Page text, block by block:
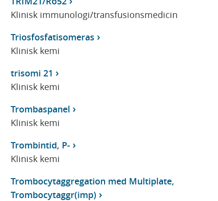
Klinisk immunologi/transfusionsmedicin
Triosfosfatisomeras
Klinisk kemi
trisomi 21
Klinisk kemi
Trombaspanel
Klinisk kemi
Trombintid, P-
Klinisk kemi
Trombocytaggregation med Multiplate,
Trombocytaggr(imp)